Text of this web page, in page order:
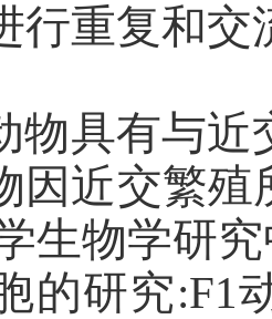
行重复和
物具有与
因近交繁
生物学研
的研究:F1